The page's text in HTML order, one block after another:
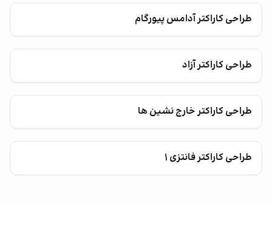
طراحی کاراکتر آدامس پیورگام
طراحی کاراکتر آزاد
طراحی کاراکتر خارج نشین ها
طراحی کاراکتر فانتزی ۱